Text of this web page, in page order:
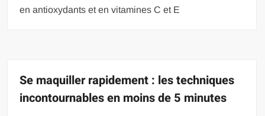
en antioxydants et en vitamines C et E
Se maquiller rapidement : les techniques
incontournables en moins de 5 minutes